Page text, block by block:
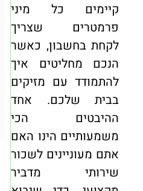
קיימים כל מיני
פרמטרים שצריך
לקחת בחשבון, כאשר
הנכם מחליטים איך
להתמודד עם מזיקים
בבית שלכם. אחד
ההיבטים הכי
משמעותיים הינו האם
אתם מעוניינים לשכור
שירותי מדביר